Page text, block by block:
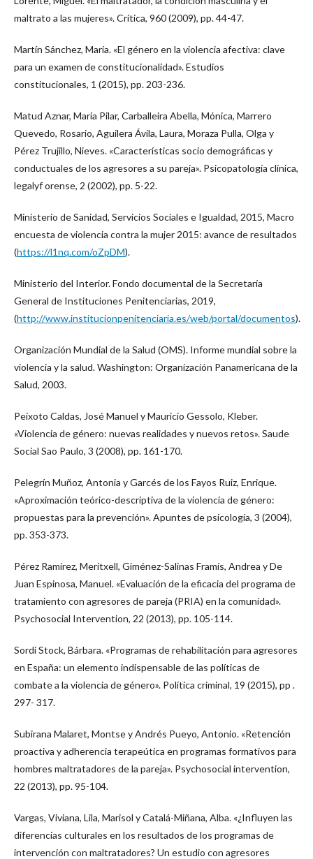
maltrato a las mujeres». Crítica, 960 (2009), pp. 44-47.
Martín Sánchez, María. «El género en la violencia afectiva: clave
para un examen de constitucionalidad». Estudios
constitucionales, 1 (2015), pp. 203-236.
Matud Aznar, María Pilar, Carballeira Abella, Mónica, Marrero
Quevedo, Rosario, Aguilera Ávila, Laura, Moraza Pulla, Olga y
Pérez Trujillo, Nieves. «Características socio demográficas y
conductuales de los agresores a su pareja». Psicopatología clínica,
legalyf orense, 2 (2002), pp. 5-22.
Ministerio de Sanidad, Servicios Sociales e Igualdad, 2015, Macro
encuesta de violencia contra la mujer 2015: avance de resultados
(https://l1nq.com/oZpDM).
Ministerio del Interior. Fondo documental de la Secretaría
General de Instituciones Penitenciarias, 2019,
(http://www.institucionpenitenciaria.es/web/portal/documentos).
Organización Mundial de la Salud (OMS). Informe mundial sobre la
violencia y la salud. Washington: Organización Panamericana de la
Salud, 2003.
Peixoto Caldas, José Manuel y Mauricio Gessolo, Kleber.
«Violencia de género: nuevas realidades y nuevos retos». Saude
Social Sao Paulo, 3 (2008), pp. 161-170.
Pelegrín Muñoz, Antonia y Garcés de los Fayos Ruiz, Enrique.
«Aproximación teórico-descriptiva de la violencia de género:
propuestas para la prevención». Apuntes de psicología, 3 (2004),
pp. 353-373.
Pérez Ramírez, Meritxell, Giménez-Salinas Framís, Andrea y De
Juan Espinosa, Manuel. «Evaluación de la eficacia del programa de
tratamiento con agresores de pareja (PRIA) en la comunidad».
Psychosocial Intervention, 22 (2013), pp. 105-114.
Sordi Stock, Bárbara. «Programas de rehabilitación para agresores
en España: un elemento indispensable de las políticas de
combate a la violencia de género». Política criminal, 19 (2015), pp .
297- 317.
Subirana Malaret, Montse y Andrés Pueyo, Antonio. «Retención
proactiva y adherencia terapeútica en programas formativos para
hombres maltratadores de la pareja». Psychosocial intervention,
22 (2013), pp. 95-104.
Vargas, Viviana, Lila, Marisol y Catalá-Miñana, Alba. «¿Influyen las
diferencias culturales en los resultados de los programas de
intervención con maltratadores? Un estudio con agresores